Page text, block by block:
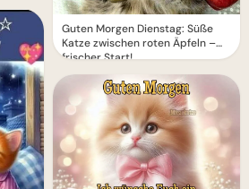
Guten Morgen Dienstag: Süße
Katze zwischen roten Äpfeln –
frischer Start!